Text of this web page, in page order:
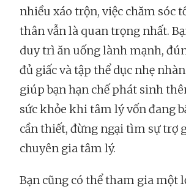
nhiều xáo trộn, việc chăm sóc
thân vẫn là quan trọng nhất.
duy trì ăn uống lành mạnh,
đủ giấc và tập thể dục nhẹ
giúp bạn hạn chế phát sinh
sức khỏe khi tâm lý vốn đang
cần thiết, đừng ngại tìm sự trợ
chuyên gia tâm lý.
Bạn cũng có thể tham gia một